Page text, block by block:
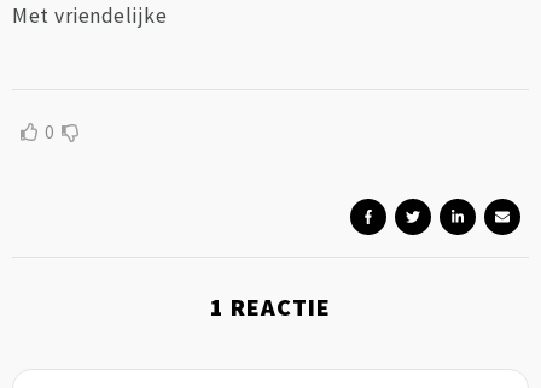
Met vriendelijke
0
1 REACTIE